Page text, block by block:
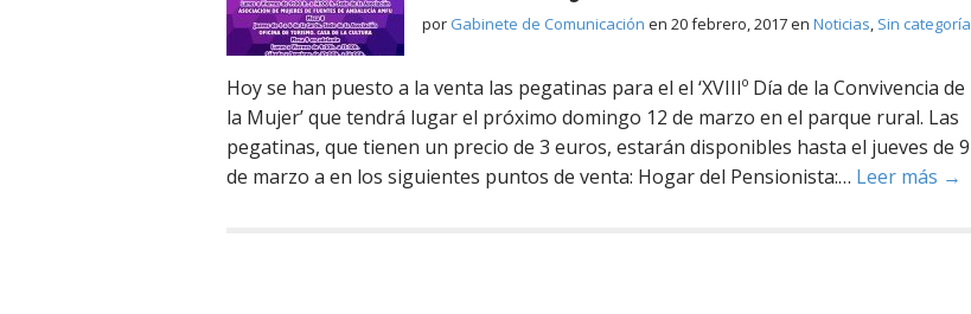
por Gabinete de Comunicación en 20 febrero, 2017en Noticias, Sin categoría
Hoy se han puesto a la venta las pegatinas para el el ‘XVIIIº Día de la Convivencia de
la Mujer’ que tendrá lugar el próximo domingo 12 de marzo en el parque rural. Las
pegatinas, que tienen un precio de 3 euros, estarán disponibles hasta el jueves de 9
de marzo a en los siguientes puntos de venta: Hogar del Pensionista:… Leer más →